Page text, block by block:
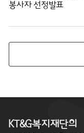
봉사자 선정발표
KT&G복지재단의